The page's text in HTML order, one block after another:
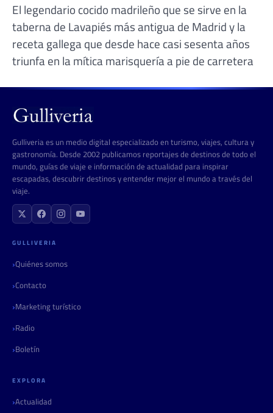
El legendario cocido madrileño que se sirve en la
taberna de Lavapiés más antigua de Madrid y la
receta gallega que desde hace casi sesenta años
triunfa en la mítica marisquería a pie de carretera
Gulliveria es un medio digital especializado en turismo, viajes, cultura y
gastronomía. Desde 2002 publicamos reportajes de destinos de todo el
mundo, guías de viaje e información de actualidad para inspirar
escapadas, descubrir destinos y entender mejor el mundo a través del
viaje.
GULLIVERIA
Quiénes somos
Contacto
Marketing turístico
Radio
Boletín
EXPLORA
Actualidad